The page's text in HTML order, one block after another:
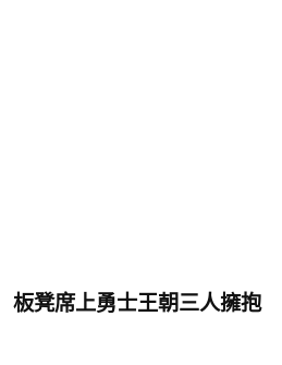
板凳席上勇士王朝三人擁抱